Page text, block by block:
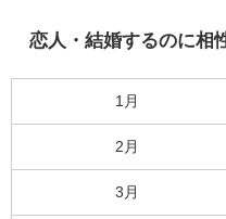
恋人・結婚するのに相
1月
2月
3月